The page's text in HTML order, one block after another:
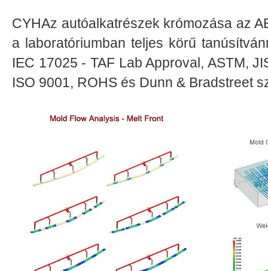
CYHAz autóalkatrészek krómozása az
a laboratóriumban teljes körű
IEC 17025 - TAF Lab Approval, ASTM,
ISO 9001, ROHS és Dunn & Bradstreet